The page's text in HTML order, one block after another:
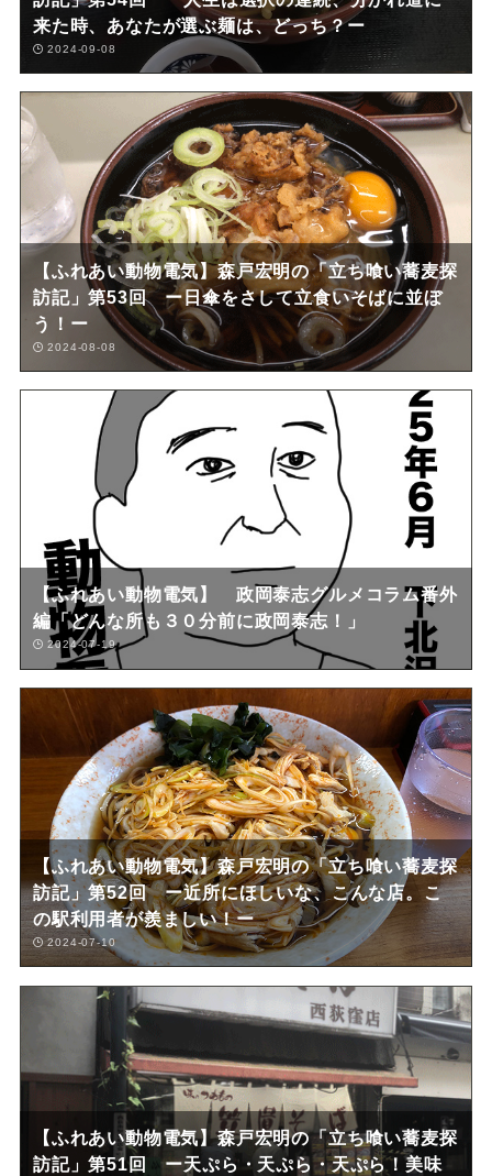
来た時、あなたが選ぶ麺は、どっち？ー
2024-09-08
【ふれあい動物電気】森戸宏明の「立ち喰い蕎麦探
訪記」第53回 ー日傘をさして立食いそばに並ぼ
う！ー
2024-08-08
【ふれあい動物電気】 政岡泰志グルメコラム番外
編「どんな所も３０分前に政岡泰志！」
2024-07-19
【ふれあい動物電気】森戸宏明の「立ち喰い蕎麦探
訪記」第52回 ー近所にほしいな、こんな店。こ
の駅利用者が羨ましい！ー
2024-07-10
【ふれあい動物電気】森戸宏明の「立ち喰い蕎麦探
訪記」第51回 ー天ぷら・天ぷら・天ぷら！美味